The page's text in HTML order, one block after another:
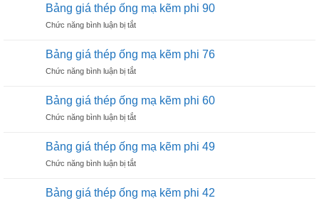
Xây
Bền
và
thép
ống
kẽm
phi
114
Bảng giá thép ống mạ kẽm phi 90
Chức năng bình luận bị tắtở
thép
ống
kẽm
phi
90
Bảng giá thép ống mạ kẽm phi 76
Chức năng bình luận bị tắtở
thép
ống
kẽm
phi
76
Bảng giá thép ống mạ kẽm phi 60
Chức năng bình luận bị tắtở
thép
ống
kẽm
phi
Bảng giá thép ống mạ kẽm phi 49
Chức năng bình luận bị tắtở
thép
Bảng giá thép ống mạ kẽm phi 42